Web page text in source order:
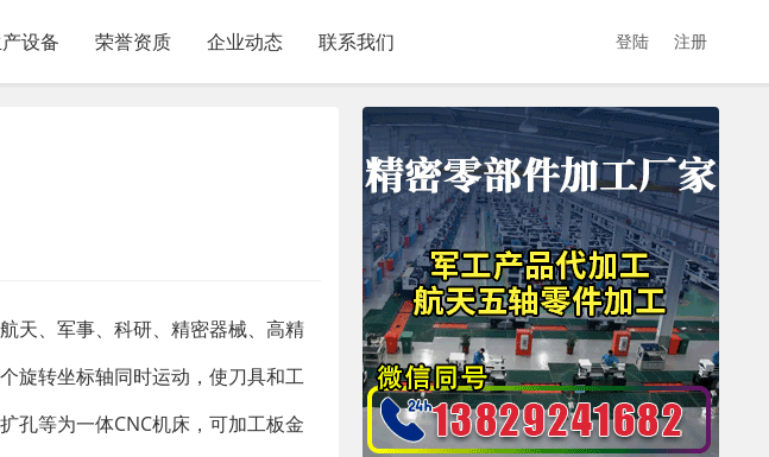
设备 荣誉资质 企业动态 联系我们 登陆 注册
天、军事、科研、精密器械、高精
旋转坐标轴同时运动，使刀具和工
孔等为一体CNC机床，可加工板金